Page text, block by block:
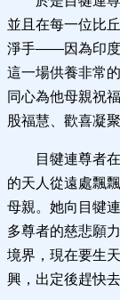
並且在每一位比
淨手——因為印度
這一場供養非常
同心為他母親祝
股福慧、歡喜凝
目犍連尊者
的天人從遠處飄
母親。她向目犍
多尊者的慈悲願
境界，現在要生
興，出定後趕快